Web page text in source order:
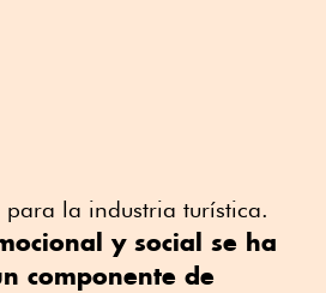
para la industria turística.
y social se ha
componente de